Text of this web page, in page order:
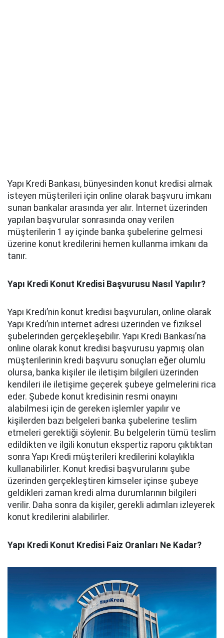
Yapı Kredi Bankası, bünyesinden konut kredisi almak
isteyen müşterileri için online olarak başvuru imkanı
sunan bankalar arasında yer alır. İnternet üzerinden
yapılan başvurular sonrasında onay verilen
müşterilerin 1 ay içinde banka şubelerine gelmesi
üzerine konut kredilerini hemen kullanma imkanı da
tanır.
Yapı Kredi Konut Kredisi Başvurusu Nasıl Yapılır?
Yapı Kredi’nin konut kredisi başvuruları, online olarak
Yapı Kredi’nin internet adresi üzerinden ve fiziksel
şubelerinden gerçekleşebilir. Yapı Kredi Bankası’na
online olarak konut kredisi başvurusu yapmış olan
müşterilerinin kredi başvuru sonuçları eğer olumlu
olursa, banka kişiler ile iletişim bilgileri üzerinden
kendileri ile iletişime geçerek şubeye gelmelerini rica
eder. Şubede konut kredisinin resmi onayını
alabilmesi için de gereken işlemler yapılır ve
kişilerden bazı belgeleri banka şubelerine teslim
etmeleri gerektiği söylenir. Bu belgelerin tümü teslim
edildikten ve ilgili konutun ekspertiz raporu çıktıktan
sonra Yapı Kredi müşterileri kredilerini kolaylıkla
kullanabilirler. Konut kredisi başvurularını şube
üzerinden gerçekleştiren kimseler içinse şubeye
geldikleri zaman kredi alma durumlarının bilgileri
verilir. Daha sonra da kişiler, gerekli adımları izleyerek
konut kredilerini alabilirler.
Yapı Kredi Konut Kredisi Faiz Oranları Ne Kadar?